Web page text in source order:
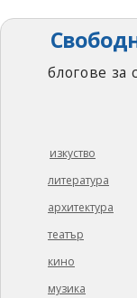
блогове за
изкуство
литература
архитектура
театър
кино
музика